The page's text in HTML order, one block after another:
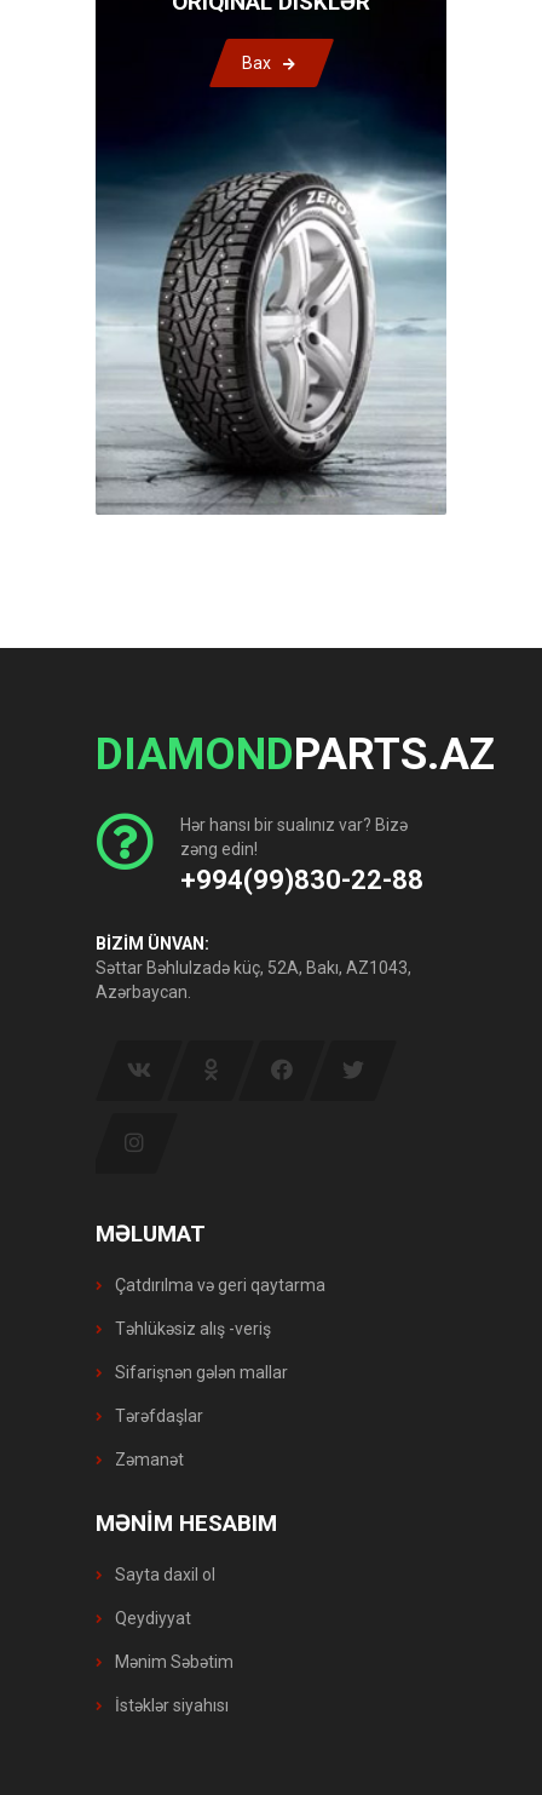
Bax
DIAMONDPARTS.AZ
Hər hansı bir sualınız var? Bizə
zəng edin!
+994(99)830-22-88
BİZİM ÜNVAN:
Səttar Bəhlulzadə küç, 52A, Bakı, AZ1043,
Azərbaycan.
MƏLUMAT
Çatdırılma və geri qaytarma
Təhlükəsiz alış -veriş
Sifarişnən gələn mallar
Tərəfdaşlar
Zəmanət
MƏNİM HESABIM
Sayta daxil ol
Qeydiyyat
Mənim Səbətim
İstəklər siyahısı